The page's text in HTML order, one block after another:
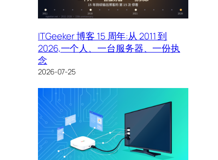
ITGeeker 博客 15 周年:从 2011 到
2026,一个人、一台服务器、一份执
念
2026-07-25